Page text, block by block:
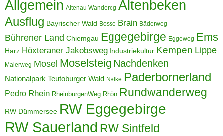
Allgemein Altenau Wandereg Altenbeken
Ausflug Bayrischer Wald Bosse Brain Bäderweg
Bührener Land Chiemgau Eggegebirge Eggeweg Ems
Harz Höxteraner Jakobsweg Industriekultur Kempen Lippe
Malerweg Mosel Moselsteig Nachdenken
Nationalpark Teutoburger Wald Nelke Paderbornerland
Pedro Rhein RheinburgenWeg Rhön Rundwanderweg
RW Dümmersee RW Eggegebirge
RW Sauerland RW Sintfeld